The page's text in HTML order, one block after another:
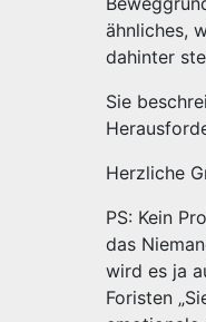
ähnliches,
dahinter
Sie
Herzliche
PS: Kein
das
wird es ja
Foristen